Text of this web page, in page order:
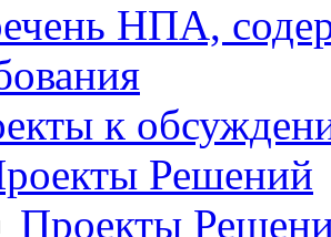
НПА,
к
Решений
Проекты